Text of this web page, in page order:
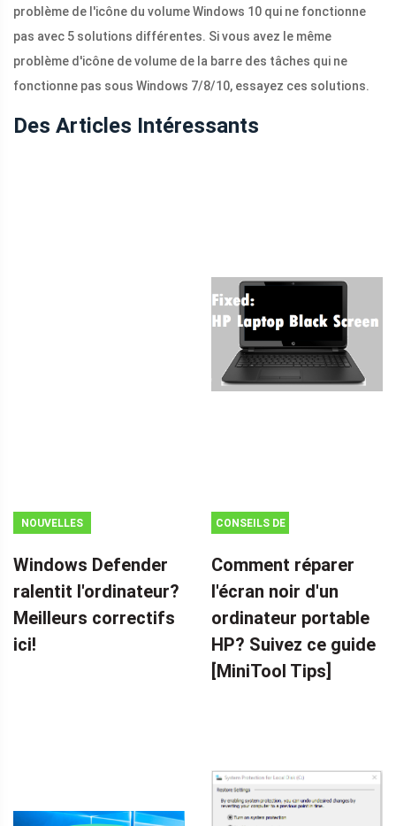
problème de l'icône du volume Windows 10 qui ne fonctionne
pas avec 5 solutions différentes. Si vous avez le même
problème d'icône de volume de la barre des tâches qui ne
fonctionne pas sous Windows 7/8/10, essayez ces solutions.
Des Articles Intéressants
NOUVELLES
Windows Defender
ralentit l'ordinateur?
Meilleurs correctifs
ici!
CONSEILS DE
Comment réparer
l'écran noir d'un
ordinateur portable
HP? Suivez ce guide
[MiniTool Tips]